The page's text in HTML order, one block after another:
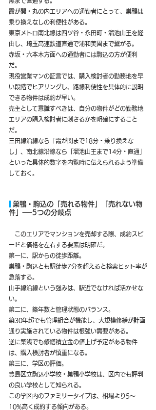
霞が関・丸の内エリアへの通勤者にとって、巣鴨は
乗り換えなしの利便性がある。
東京メトロ南北線は四ツ谷・永田町・溜池山王を経
由し、埼玉高速鉄道直通で浦和美園まで繋がる。
赤坂・六本木方面への通勤者には駒込の方が便利
だ。
現役営業マンの証言では、購入検討者の勤務地を早
い段階でヒアリングし、路線利便性を具体的に説明
できる物件は成約が早い。
売主として意識すべきは、自分の物件がどの勤務地
エリアの購入検討者に刺さるかを明確にすること
だ。
三田線沿線なら「霞が関まで18分・乗り換えな
し」、南北線沿線なら「溜池山王まで14分・直通」
といった具体的数字を内覧時に伝えられるよう準備
しておく。
巣鴨・駒込の「売れる物件」「売れない物
件」──5つの分岐点
このエリアでマンションを売却する際、成約スピ
ードと価格を左右する要素は明確だ。
第一に、駅からの徒歩距離。
巣鴨・駒込とも駅徒歩7分を超えると検索ヒット率が
急落する。
山手線沿線という強みは、駅近でなければ活かせな
い。
第二に、築年数と管理状態のバランス。
築30年超でも管理組合が機能し、大規模修繕が計画
通り実施されている物件は根強い需要がある。
逆に築浅でも修繕積立金の値上げ予定がある物件
は、購入検討者が慎重になる。
第三に、学区の評価。
豊島区立駒込小学校・巣鴨小学校は、区内でも評判
の良い学校として知られる。
この学区内のファミリータイプは、相場より5〜
10%高く成約する傾向がある。